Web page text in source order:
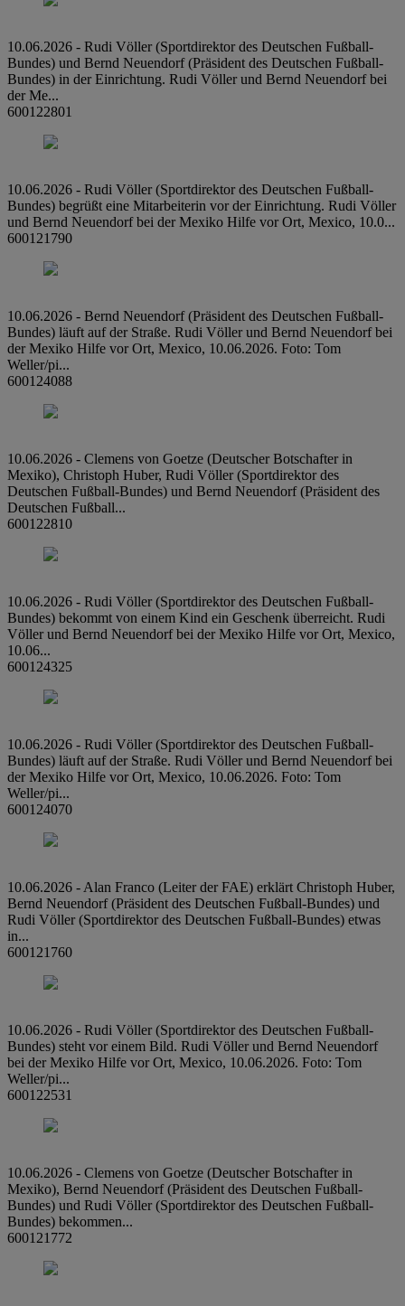
10.06.2026 - Rudi Völler (Sportdirektor des Deutschen Fußball-
Bundes) und Bernd Neuendorf (Präsident des Deutschen Fußball-
Bundes) in der Einrichtung. Rudi Völler und Bernd Neuendorf bei
der Me...
600122801
10.06.2026 - Rudi Völler (Sportdirektor des Deutschen Fußball-
Bundes) begrüßt eine Mitarbeiterin vor der Einrichtung. Rudi Völler
und Bernd Neuendorf bei der Mexiko Hilfe vor Ort, Mexico, 10.0...
600121790
10.06.2026 - Bernd Neuendorf (Präsident des Deutschen Fußball-
Bundes) läuft auf der Straße. Rudi Völler und Bernd Neuendorf bei
der Mexiko Hilfe vor Ort, Mexico, 10.06.2026. Foto: Tom
Weller/pi...
600124088
10.06.2026 - Clemens von Goetze (Deutscher Botschafter in
Mexiko), Christoph Huber, Rudi Völler (Sportdirektor des
Deutschen Fußball-Bundes) und Bernd Neuendorf (Präsident des
Deutschen Fußball...
600122810
10.06.2026 - Rudi Völler (Sportdirektor des Deutschen Fußball-
Bundes) bekommt von einem Kind ein Geschenk überreicht. Rudi
Völler und Bernd Neuendorf bei der Mexiko Hilfe vor Ort, Mexico,
10.06...
600124325
10.06.2026 - Rudi Völler (Sportdirektor des Deutschen Fußball-
Bundes) läuft auf der Straße. Rudi Völler und Bernd Neuendorf bei
der Mexiko Hilfe vor Ort, Mexico, 10.06.2026. Foto: Tom
Weller/pi...
600124070
10.06.2026 - Alan Franco (Leiter der FAE) erklärt Christoph Huber,
Bernd Neuendorf (Präsident des Deutschen Fußball-Bundes) und
Rudi Völler (Sportdirektor des Deutschen Fußball-Bundes) etwas
in...
600121760
10.06.2026 - Rudi Völler (Sportdirektor des Deutschen Fußball-
Bundes) steht vor einem Bild. Rudi Völler und Bernd Neuendorf
bei der Mexiko Hilfe vor Ort, Mexico, 10.06.2026. Foto: Tom
Weller/pi...
600122531
10.06.2026 - Clemens von Goetze (Deutscher Botschafter in
Mexiko), Bernd Neuendorf (Präsident des Deutschen Fußball-
Bundes) und Rudi Völler (Sportdirektor des Deutschen Fußball-
Bundes) bekommen...
600121772